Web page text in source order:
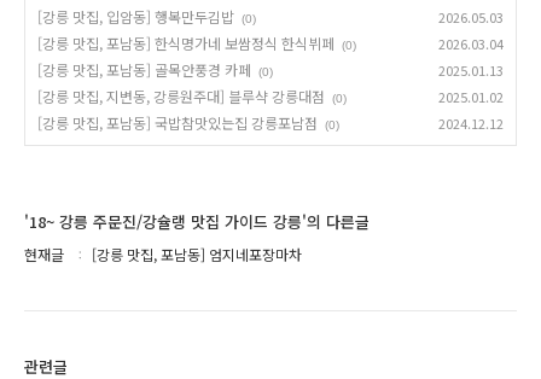
[강릉 맛집, 입암동] 행복만두김밥 (0) 2026.05.03
[강릉 맛집, 포남동] 한식명가네 보쌈정식 한식뷔페 (0) 2026.03.04
[강릉 맛집, 포남동] 골목안풍경 카페 (0) 2025.01.13
[강릉 맛집, 지변동, 강릉원주대] 블루샥 강릉대점 (0) 2025.01.02
[강릉 맛집, 포남동] 국밥참맛있는집 강릉포남점 (0) 2024.12.12
'18~ 강릉 주문진/강슐랭 맛집 가이드 강릉'의 다른글
현재글 [강릉 맛집, 포남동] 엄지네포장마차
관련글